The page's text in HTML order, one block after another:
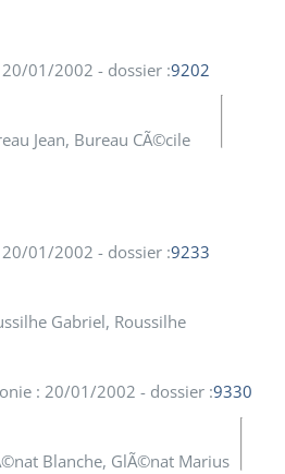
01/2002 - dossier :9202
Jean, Bureau CÃ©cile
01/2002 - dossier :9233
Gabriel, Roussilhe
: 20/01/2002 - dossier :9330
Blanche, GlÃ©nat Marius